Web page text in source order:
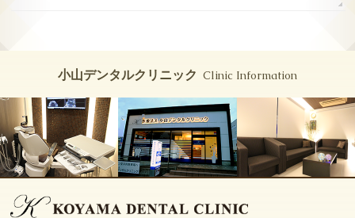
小山デンタルクリニック Clinic Information